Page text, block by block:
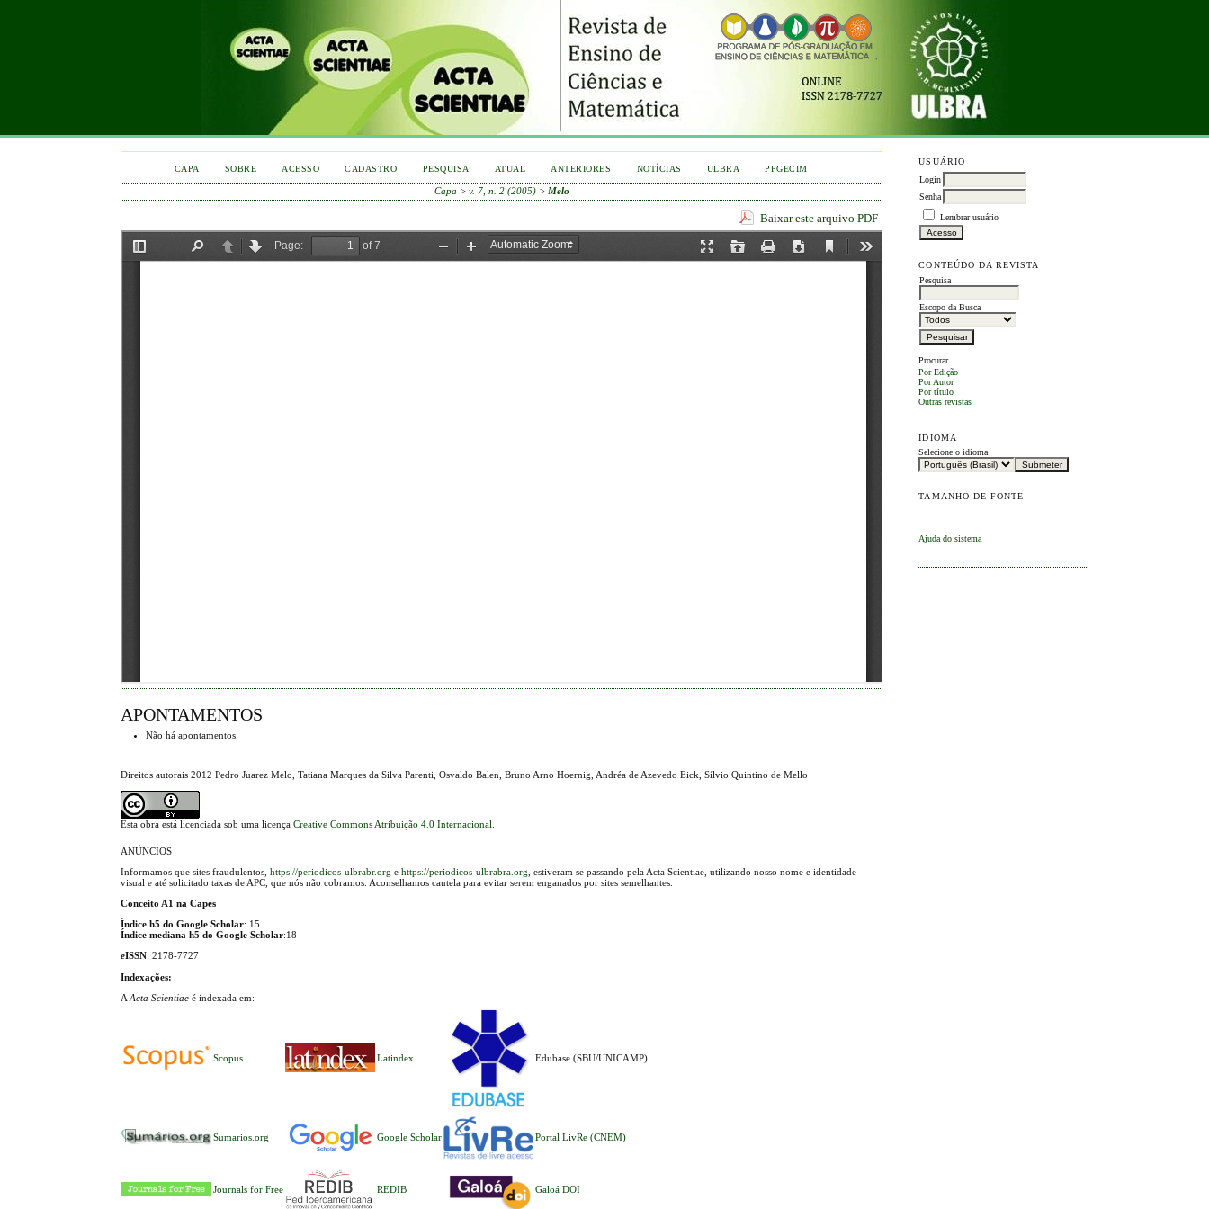
USUÁRIO
Login
Senha
Lembrar usuário
CONTEÚDO DA REVISTA
Pesquisa
Escopo da Busca
Procurar
Por Edição
Por Autor
Por título
Outras revistas
IDIOMA
Selecione o idioma
TAMANHO DE FONTE
Ajuda do sistema
CAPA SOBRE ACESSO CADASTRO PESQUISA ATUAL ANTERIORES NOTÍCIAS ULBRA PPGECIM
Capa > v. 7, n. 2 (2005)> Melo
Baixar este arquivo PDF
APONTAMENTOS
Não há apontamentos.
Direitos autorais 2012 Pedro Juarez Melo, Tatiana Marques da Silva Parenti, Osvaldo Balen, Bruno Arno Hoernig, Andréa de Azevedo Eick, Sílvio Quintino de Mello
Esta obra está licenciada sob uma licençaCreative Commons Atribuição 4.0 Internacional
ANÚNCIOS
Informamos que sites fraudulentos,https://periodicos-ulbrabr.org ehttps://periodicos-ulbrabra.org , estiveram se passando pela Acta Scientiae, utilizando nosso nome e identidade
visual e até solicitado taxas de APC, que nós não cobramos. Aconselhamos cautela para evitar serem enganados por sites semelhantes.
Conceito A1 na Capes
Índice h5 do Google Scholar: 15
Índice mediana h5 do Google Scholar:18
eISSN: 2178-7727
Indexações:
AActa Scientiaeé indexada em:
Scopus Latindex Edubase (SBU/UNICAMP)
Sumarios.org Google Scholar Portal LivRe (CNEM)
Journals for Free REDIB Galoá DOI